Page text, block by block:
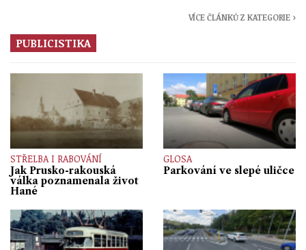
VÍCE ČLÁNKŮ Z KATEGORIE ›
PUBLICISTIKA
STŘELBA I RABOVÁNÍ
Jak Prusko-rakouská
válka poznamenala život
Hané
GLOSA
Parkování ve slepé uličce